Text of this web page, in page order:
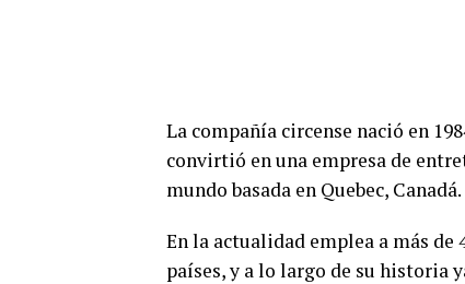
La compañía circense nació en
convirtió en una empresa de
mundo basada en Quebec, Canadá.
En la actualidad emplea a más de
países, y a lo largo de su historia